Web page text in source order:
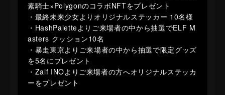
素騎士×PolygonのコラボNFTをプレゼント
・最終未来少女よりオリジナルステッカー 10名様
・HashPaletteよりご来場者の中から抽選でELF M
asters クッション10名
・暴走東京よりご来場者の中から抽選で限定グッズ
を5名にプレゼント
・Zaif INOよりご来場者の方へオリジナルステッカ
ーをプレゼント